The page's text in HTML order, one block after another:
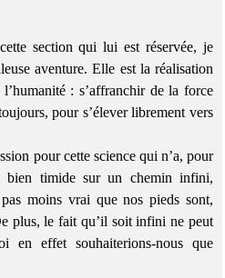
section qui lui est réservée, je
aventure. Elle est la réalisation
: s’affranchir de la force
pour s’élever librement vers
pour cette science qui n’a, pour
bien timide sur un chemin infini,
moins vrai que nos pieds sont,
plus, le fait qu’il soit infini ne peut
en effet souhaiterions-nous que